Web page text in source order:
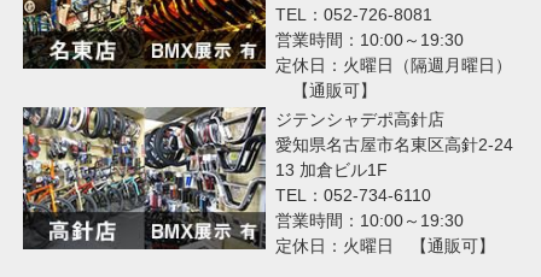
TEL：052-726-8081
営業時間：10:00～19:30
定休日：火曜日（隔週月曜日）
【通販可】
ジテンシャデポ高針店
愛知県名古屋市名東区高針2-24
13 加倉ビル1F
TEL：052-734-6110
営業時間：10:00～19:30
定休日：火曜日 【通販可】